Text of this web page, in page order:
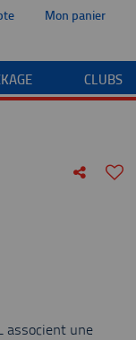
Mon panier
CLUBS
associent une